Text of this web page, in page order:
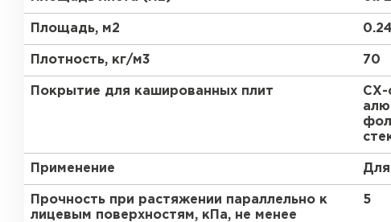
Площадь, м2 0.24
Плотность, кг/м3 70
Покрытие для кашированных плит
СХ-
Применение
Прочность при растяжении параллельно к
лицевым поверхностям, кПа, не менее
5
ПЕРЕЙТИ
Утеплитель Xotpipe